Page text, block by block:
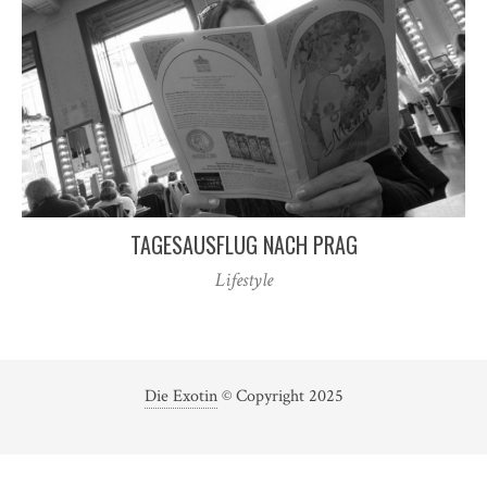
TAGESAUSFLUG NACH PRAG
Lifestyle
Die Exotin© Copyright 2025